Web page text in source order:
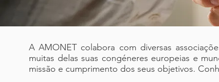
A AMONET colabora com diversas
muitas delas suas congéneres europeias e
missão e cumprimento dos seus objetivos.